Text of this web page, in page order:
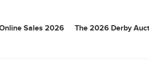
Sales 2026 The 2026 Derby